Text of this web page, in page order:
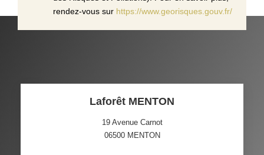
rendez-vous sur https://www.georisques.gouv.fr/
Laforêt MENTON
19 Avenue Carnot
06500 MENTON